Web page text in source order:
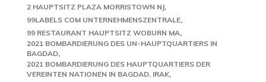
2 HAUPTSITZ PLAZA MORRISTOWN NJ
99LABELS COM UNTERNEHMENSZENTRALE
99 RESTAURANT HAUPTSITZ WOBURN MA
2021 BOMBARDIERUNG DES UN-HAUPTQUARTIERS IN
BAGDAD
2021 BOMBARDIERUNG DES HAUPTQUARTIERS DER
VEREINTEN NATIONEN IN BAGDAD, IRAK